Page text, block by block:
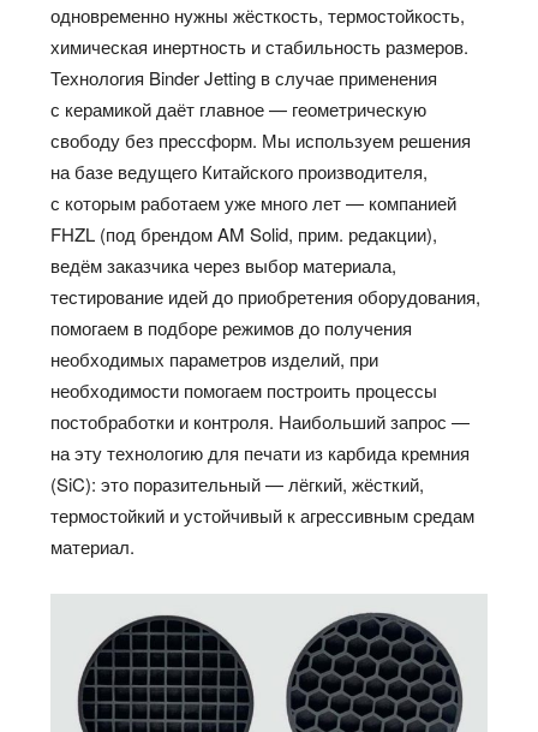
одновременно нужны жёсткость, термостойкость,
химическая инертность и стабильность размеров.
Технология Binder Jetting в случае применения
с керамикой даёт главное — геометрическую
свободу без прессформ. Мы используем решения
на базе ведущего Китайского производителя,
с которым работаем уже много лет — компанией
FHZL (под брендом AM Solid, прим. редакции),
ведём заказчика через выбор материала,
тестирование идей до приобретения оборудования,
помогаем в подборе режимов до получения
необходимых параметров изделий, при
необходимости помогаем построить процессы
постобработки и контроля. Наибольший запрос —
на эту технологию для печати из карбида кремния
(SiC): это поразительный — лёгкий, жёсткий,
термостойкий и устойчивый к агрессивным средам
материал.